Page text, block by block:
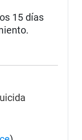
15 días